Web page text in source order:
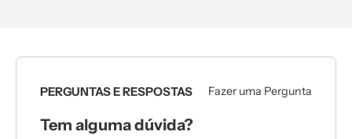
PERGUNTAS E RESPOSTAS Fazer uma Pergunta
Tem alguma dúvida?